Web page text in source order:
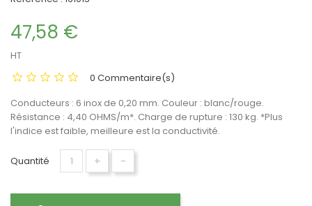
47,58 €
HT
0 Commentaire(s)
Conducteurs : 6 inox de 0,20 mm. Couleur : blanc/rouge.
Résistance : 4,40 OHMS/m*. Charge de rupture : 130 kg. *Plus
l'indice est faible, meilleure est la conductivité.
Quantité + -